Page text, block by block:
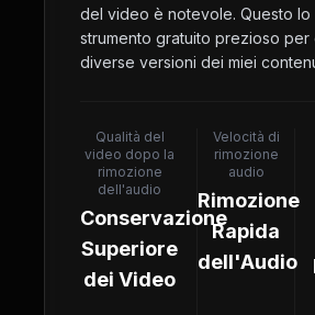
del video è notevole. Questo lo
strumento gratuito prezioso per
diverse versioni dei miei
Qualità del
video dopo la
rimozione
dell'audio
Conservazione
Superiore
dei Video
Velocità di
rimozione
audio
Rimozione
Rapida
dell'Audio